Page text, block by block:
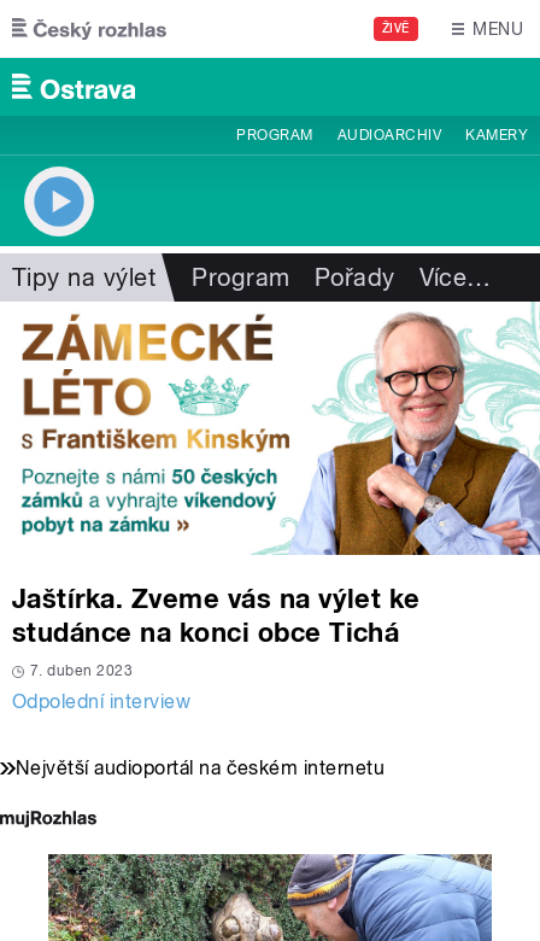
Přejít k hlavnímu obsahu
ŽIVĚ MENU
PROGRAM AUDIOARCHIV KAMERY
Tipy na výlet Program Pořady Více…
Jaštírka. Zveme vás na výlet ke
studánce na konci obce Tichá
7. duben 2023
Odpolední interview
Největší audioportál na českém internetu